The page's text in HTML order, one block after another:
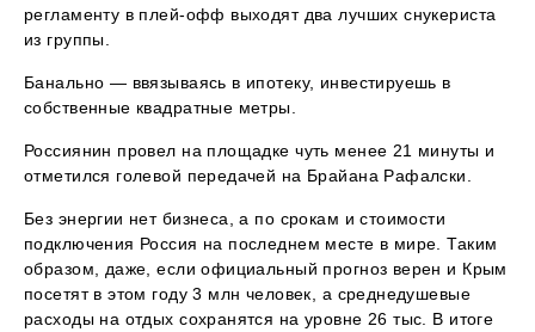
регламенту в плей-офф выходят два лучших снукериста
из группы.
Банально — ввязываясь в ипотеку, инвестируешь в
собственные квадратные метры.
Россиянин провел на площадке чуть менее 21 минуты и
отметился голевой передачей на Брайана Рафалски.
Без энергии нет бизнеса, а по срокам и стоимости
подключения Россия на последнем месте в мире. Таким
образом, даже, если официальный прогноз верен и Крым
посетят в этом году 3 млн человек, а среднедушевые
расходы на отдых сохранятся на уровне 26 тыс. В итоге